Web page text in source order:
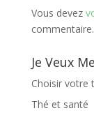
Vous devez
commentaire.
Je Veux
Choisir votre
Thé et santé